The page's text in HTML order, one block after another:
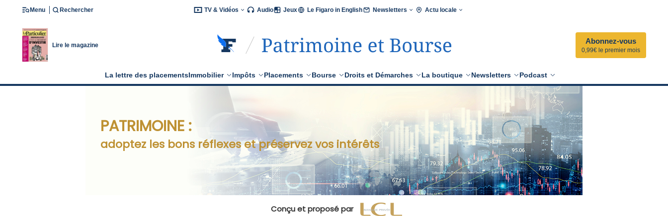
Menu Rechercher TV & Vidéos Audio Jeux Le Figaro in English Newsletters Actu locale
Lire le magazine Abonnez-vous
0,99€ le premier mois
La lettre des placementsImmobilier Impôts Placements Bourse Droits et Démarches La boutique Newsletters Podcast
PATRIMOINE :
adoptez les bons réflexes et préservez vos intérêts
Conçu et proposé par